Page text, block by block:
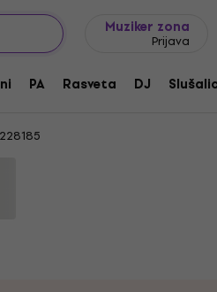
Muziker zona
Prijava
PA Rasveta DJ
panel za svetla